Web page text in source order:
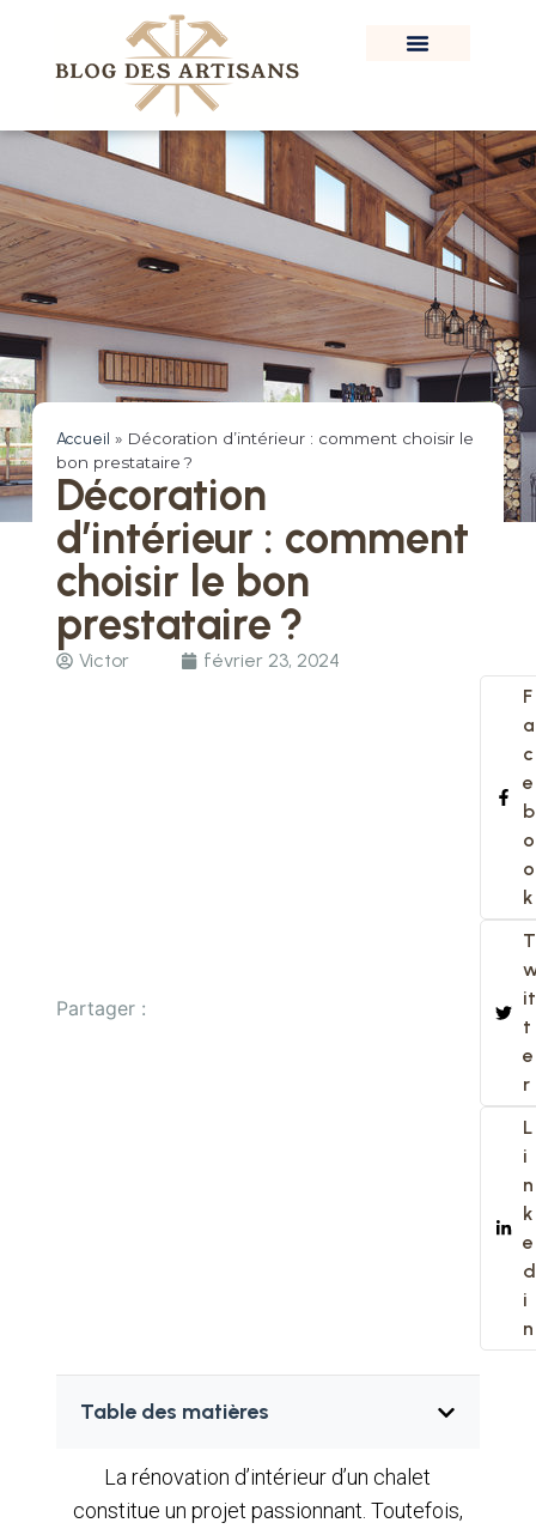
Accueil » Décoration d’intérieur : comment choisir le
bon prestataire ?
Décoration
d’intérieur : comment
choisir le bon
prestataire ?
Victor février 23, 2024
Partager :
F
a
c
e
b
o
o
k
T
it
t
e
r
L
i
n
k
e
d
i
n
Table des matières
La rénovation d’intérieur d’un chalet
constitue un projet passionnant. Toutefois,